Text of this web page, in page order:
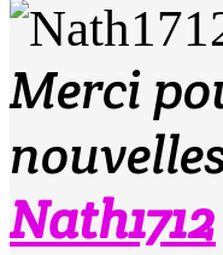
Merci
Nath1712